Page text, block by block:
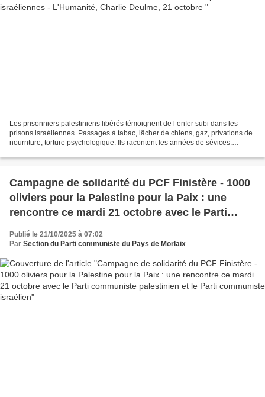
Les prisonniers palestiniens libérés témoignent de l’enfer subi dans les
prisons israéliennes. Passages à tabac, lâcher de chiens, gaz, privations de
nourriture, torture psychologique. Ils racontent les années de sévices.
Campagne de solidarité du PCF Finistère - 1000
oliviers pour la Palestine pour la Paix : une
rencontre ce mardi 21 octobre avec le Parti
israélien
Publié le 21/10/2025 à 07:02
Par Section du Parti communiste du Pays de Morlaix